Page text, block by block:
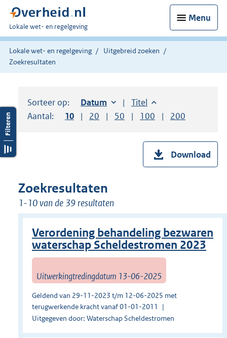
Menu
U
bent
hier:
Lokale wet- en regelgeving
Lokale wet- en regelgeving
Uitgebreid zoeken
Zoekresultaten
Sorteer op: Sorteer op:
Datum oplopendSorteer op:
Titel oplopend
Aantal:
Toon
10 resultaten per pagina
Toon
20 resultaten per pagina
Toon
50 resultaten per pagina
Toon
100 resultaten per
Toon
200
Download
Zoekresultaten
1-10 van de 39 resultaten
Verordening behandeling bezwaren
waterschap Scheldestromen 2023
Uitwerkingtredingdatum 13-06-2025
Geldend van 29-11-2023 t/m 12-06-2025 met
terugwerkende kracht vanaf 01-01-2011
Uitgegeven door: Waterschap Scheldestromen